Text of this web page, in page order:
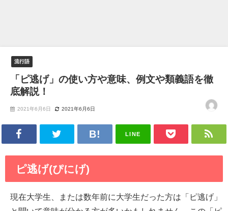
流行語
「ピ逃げ」の使い方や意味、例文や類義語を徹
底解説！
2021年6月6日 2021年6月6日
LINE
ピ逃げ(ぴにげ)
現在大学生、または数年前に大学生だった方は「ピ逃げ」